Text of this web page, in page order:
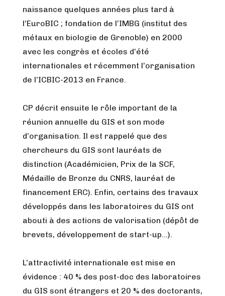
naissance quelques années plus tard à
l’EuroBIC ; fondation de l’IMBG (institut des
métaux en biologie de Grenoble) en 2000
avec les congrès et écoles d’été
internationales et récemment l’organisation
de l’ICBIC-2013 en France.
CP décrit ensuite le rôle important de la
réunion annuelle du GIS et son mode
d’organisation. Il est rappelé que des
chercheurs du GIS sont lauréats de
distinction (Académicien, Prix de la SCF,
Médaille de Bronze du CNRS, lauréat de
financement ERC). Enfin, certains des travaux
développés dans les laboratoires du GIS ont
abouti à des actions de valorisation (dépôt de
brevets, développement de start-up…).
L’attractivité internationale est mise en
évidence : 40 % des post-doc des laboratoires
du GIS sont étrangers et 20 % des doctorants,